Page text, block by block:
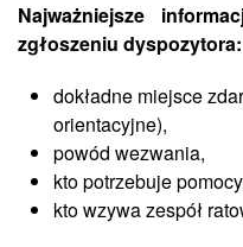
Najważniejsze
zgłoszeniu dyspozytora:
dokładne miejsce
orientacyjne),
powód wezwania,
kto potrzebuje
kto wzywa zespół